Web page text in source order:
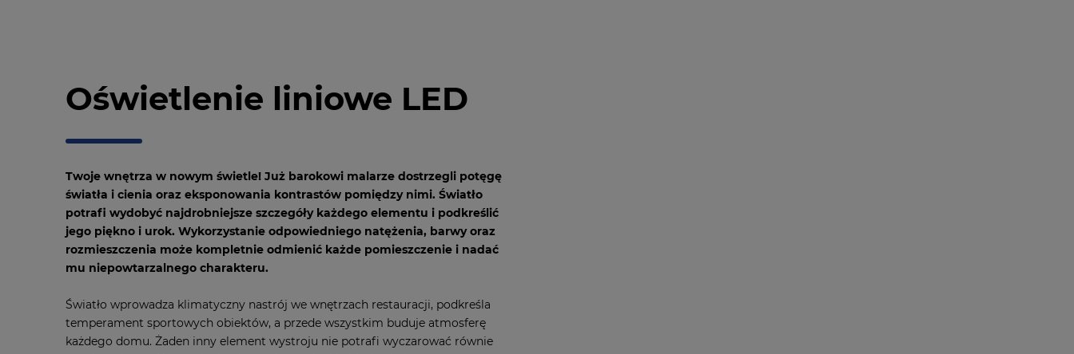
Oświetlenie liniowe LED
Twoje wnętrza w nowym świetle! Już barokowi malarze dostrzegli potęgę
światła i cienia oraz eksponowania kontrastów pomiędzy nimi. Światło
potrafi wydobyć najdrobniejsze szczegóły każdego elementu i podkreślić
jego piękno i urok. Wykorzystanie odpowiedniego natężenia, barwy oraz
rozmieszczenia może kompletnie odmienić każde pomieszczenie i nadać
mu niepowtarzalnego charakteru.
Światło wprowadza klimatyczny nastrój we wnętrzach restauracji, podkreśla
temperament sportowych obiektów, a przede wszystkim buduje atmosferę
każdego domu. Żaden inny element wystroju nie potrafi wyczarować równie